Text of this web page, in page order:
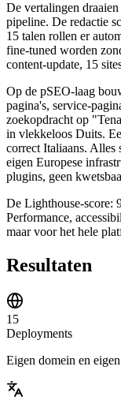
De vertalingen
pipeline. De redactie
15 talen rollen er
fine-tuned worden
content-update, 15
Op de pSEO-laag
pagina's, service-
zoekopdracht op
in vlekkeloos Duits.
correct Italiaans. Alles
eigen Europese
plugins, geen
De Lighthouse-score:
Performance,
maar voor het hele
Resultaten
15
Deployments
Eigen domein en